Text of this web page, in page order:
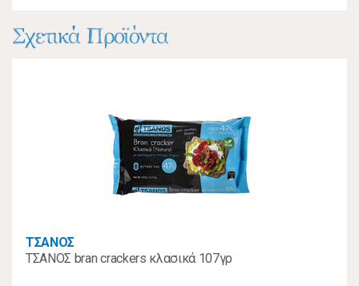
Σχετικά Προϊόντα
ΤΣΑΝΟΣ
ΤΣΑΝΟΣ bran crackers κλασικά 107γρ